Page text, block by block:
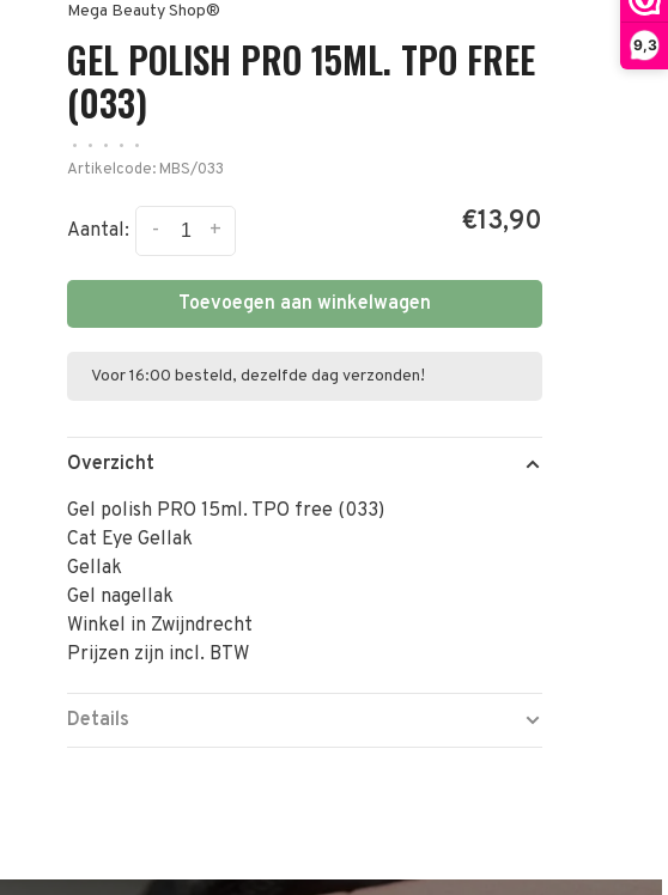
9,3
Mega Beauty Shop®
GEL POLISH PRO 15ML. TPO FREE
(033)
• • • •
•
Artikelcode: MBS/033
Aantal: +
- €13,90
Toevoegen aan winkelwagen
Voor 16:00 besteld, dezelfde dag verzonden!
Overzicht
Gel polish PRO 15ml. TPO free (033)
Cat Eye Gellak
Gellak
Gel nagellak
Winkel in Zwijndrecht
Prijzen zijn incl. BTW
Details